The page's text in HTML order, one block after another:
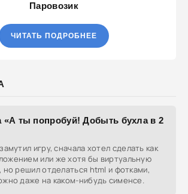
Паровозик
ЧИТАТЬ ПОДРОБНЕЕ
«А ты попробуй! Добыть бухла в 2
игру, сначала хотел сделать как
или же хотя бы виртуальную
но решил отделаться html и фотками,
даже на каком-нибудь сименсе.